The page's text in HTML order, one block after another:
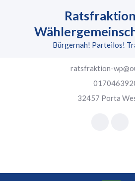
Bürgernah! Parteilos!
ratsfraktion-
32457 Porta